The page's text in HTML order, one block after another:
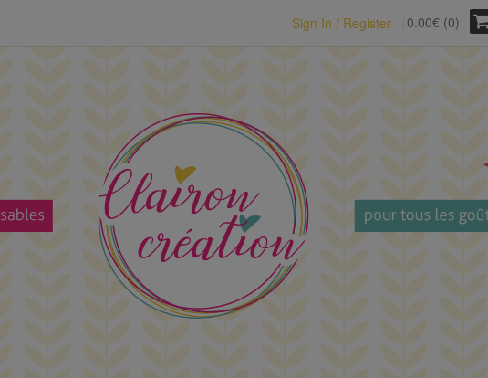
Sign In / Register 0.00€ (0)